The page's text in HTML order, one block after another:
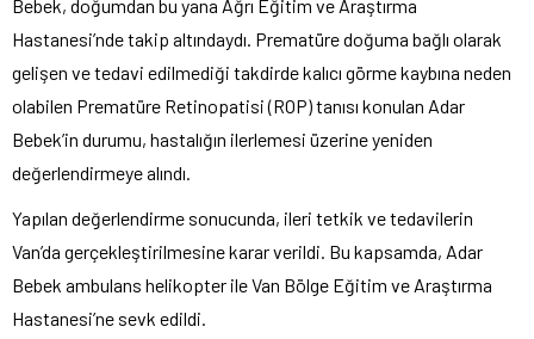
Bebek, doğumdan bu yana Ağrı Eğitim ve Araştırma
Hastanesi’nde takip altındaydı. Prematüre doğuma bağlı olarak
gelişen ve tedavi edilmediği takdirde kalıcı görme kaybına neden
olabilen Prematüre Retinopatisi (ROP) tanısı konulan Adar
Bebek’in durumu, hastalığın ilerlemesi üzerine yeniden
değerlendirmeye alındı.
Yapılan değerlendirme sonucunda, ileri tetkik ve tedavilerin
Van’da gerçekleştirilmesine karar verildi. Bu kapsamda, Adar
Bebek ambulans helikopter ile Van Bölge Eğitim ve Araştırma
Hastanesi’ne sevk edildi.